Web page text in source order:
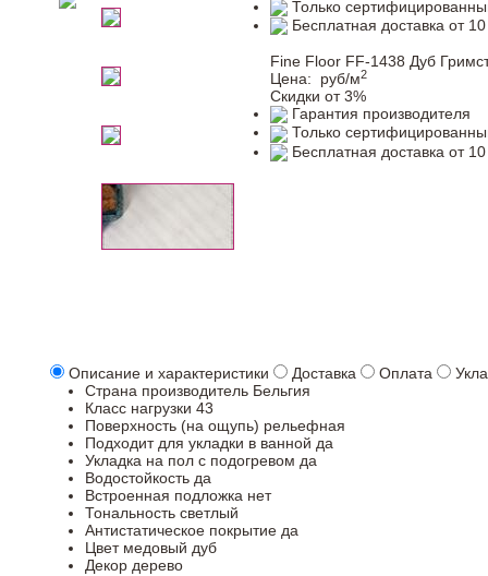
Только
Бесплатная доставка от
Fine Floor FF-1438 Дуб
Цена:
руб/м2
Скидки от 3%
Гарантия производителя
Только
Бесплатная доставка от
Описание и характеристики Доставка Оплата
Страна производитель Бельгия
Класс нагрузки 43
Поверхность (на ощупь) рельефная
Подходит для укладки в ванной да
Укладка на пол c подогревом да
Водостойкость да
Встроенная подложка нет
Тональность светлый
Антистатическое покрытие да
Цвет медовый дуб
Декор дерево